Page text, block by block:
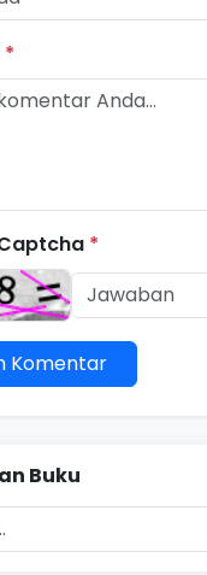
*
*
Komentar
Buku